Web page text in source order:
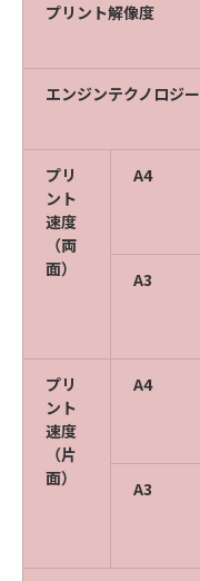
プリント解像度
エンジンテクノロジー
プリ
ント
速度
（両
面）
A4
A3
プリ
ント
速度
（片
面）
A4
A3